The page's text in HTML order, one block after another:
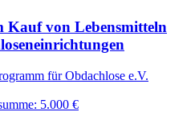
Kauf von Lebensmitteln
für Obdachlose e.V.
5.000 €